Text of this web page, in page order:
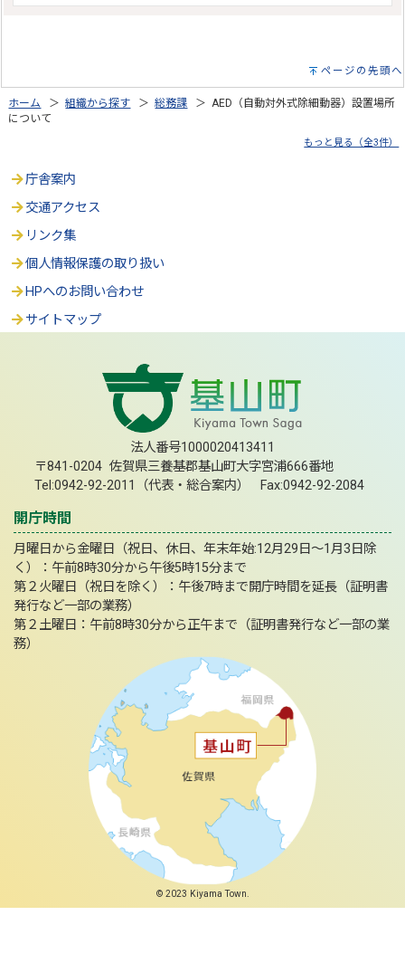
ページの先頭へ
ホーム ＞組織から探す ＞総務課 ＞ AED（自動対外式除細動器）設置場所
について
もっと見る（全3件）
庁舎案内
交通アクセス
リンク集
個人情報保護の取り扱い
HPへのお問い合わせ
サイトマップ
法人番号1000020413411
〒841-0204 佐賀県三養基郡基山町大字宮浦666番地
Tel:0942-92-2011（代表・総合案内） Fax:0942-92-2084
開庁時間
月曜日から金曜日（祝日、休日、年末年始:12月29日～1月3日除
く）：午前8時30分から午後5時15分まで
第２火曜日（祝日を除く）：午後7時まで開庁時間を延長（証明書
発行など一部の業務）
第２土曜日：午前8時30分から正午まで（証明書発行など一部の業
務）
© 2023 Kiyama Town.